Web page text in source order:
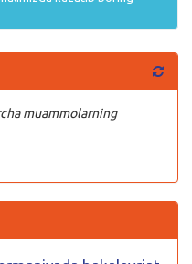
muammolarning